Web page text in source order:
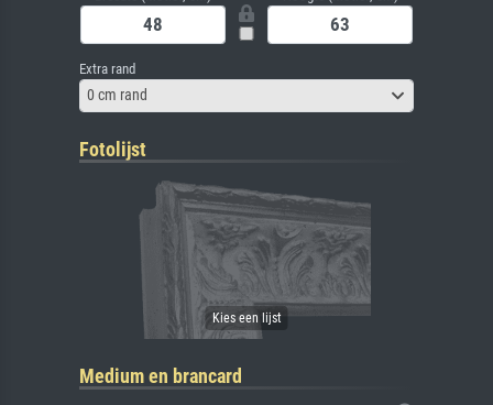
Extra rand
0 cm rand
Fotolijst
Medium en brancard